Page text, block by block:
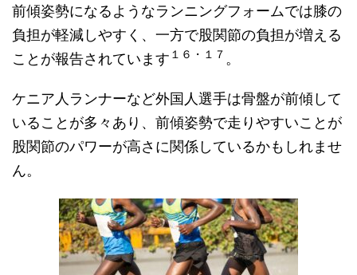
前傾姿勢になるようなランニングフォームでは膝の
負担が軽減しやすく、一方で股関節の負担が増える
ことが報告されています １６・１７ 。
ケニア人ランナーなど外国人選手は骨盤が前傾して
いることが多々あり、前傾姿勢で走りやすいことが
股関節のパワーが高さに関係しているかもしれませ
ん。